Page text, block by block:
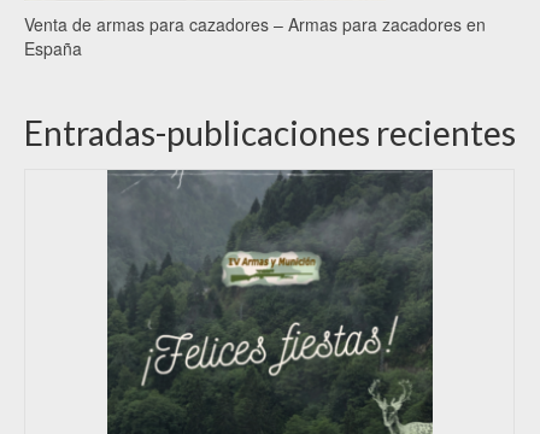
Venta de armas para cazadores – Armas para zacadores en
España
Entradas-publicaciones recientes